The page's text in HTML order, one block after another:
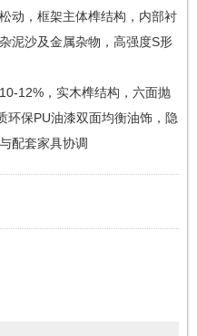
动，框架主体榫结构，内部衬
泥沙及金属杂物，高强度S形
12%，实木榫结构，六面抛
环保PU油漆双面均衡油饰，隐
配套家具协调